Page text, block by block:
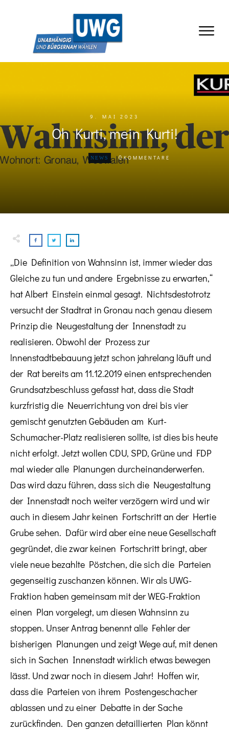
9. MAI 2023
Oh Kurti, mein Kurti!
NEWS 0 KOMMENTARE
„Die Definition von Wahnsinn ist, immer wieder das
Gleiche zu tun und andere Ergebnisse zu erwarten,“
hat Albert Einstein einmal gesagt. Nichtsdestotrotz
versucht der Stadtrat in Gronau nach genau diesem
Prinzip die Neugestaltung der Innenstadt zu
realisieren. Obwohl der Prozess zur
lnnenstadtbebauung jetzt schon jahrelang läuft und
der Rat bereits am 11.12.2019 einen entsprechenden
Grundsatzbeschluss gefasst hat, dass die Stadt
kurzfristig die Neuerrichtung von drei bis vier
gemischt genutzten Gebäuden am Kurt-
Schumacher-Platz realisieren sollte, ist dies bis heute
nicht erfolgt. Jetzt wollen CDU, SPD, Grüne und FDP
mal wieder alle Planungen durcheinanderwerfen.
Das wird dazu führen, dass sich die Neugestaltung
der Innenstadt noch weiter verzögern wird und wir
auch in diesem Jahr keinen Fortschritt an der Hertie
Grube sehen. Dafür wird aber eine neue Gesellschaft
gegründet, die zwar keinen Fortschritt bringt, aber
viele neue bezahlte Pöstchen, die sich die Parteien
gegenseitig zuschanzen können. Wir als UWG-
Fraktion haben gemeinsam mit der WEG-Fraktion
einen Plan vorgelegt, um diesen Wahnsinn zu
stoppen. Unser Antrag benennt alle Fehler der
bisherigen Planungen und zeigt Wege auf, mit denen
sich in Sachen Innenstadt wirklich etwas bewegen
lässt. Und zwar noch in diesem Jahr! Hoffen wir,
dass die Parteien von ihrem Postengeschacher
ablassen und zu einer Debatte in der Sache
zurückfinden. Den ganzen detaillierten Plan könnt